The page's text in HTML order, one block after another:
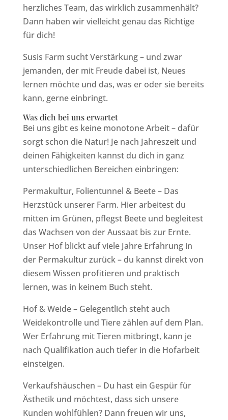
herzliches Team, das wirklich zusammenhält?
Dann haben wir vielleicht genau das Richtige
für dich!
Susis Farm sucht Verstärkung – und zwar
jemanden, der mit Freude dabei ist, Neues
lernen möchte und das, was er oder sie bereits
kann, gerne einbringt.
Was dich bei uns erwartet
Bei uns gibt es keine monotone Arbeit – dafür
sorgt schon die Natur! Je nach Jahreszeit und
deinen Fähigkeiten kannst du dich in ganz
unterschiedlichen Bereichen einbringen:
Permakultur, Folientunnel & Beete – Das
Herzstück unserer Farm. Hier arbeitest du
mitten im Grünen, pflegst Beete und begleitest
das Wachsen von der Aussaat bis zur Ernte.
Unser Hof blickt auf viele Jahre Erfahrung in
der Permakultur zurück – du kannst direkt von
diesem Wissen profitieren und praktisch
lernen, was in keinem Buch steht.
Hof & Weide – Gelegentlich steht auch
Weidekontrolle und Tiere zählen auf dem Plan.
Wer Erfahrung mit Tieren mitbringt, kann je
nach Qualifikation auch tiefer in die Hofarbeit
einsteigen.
Verkaufshäuschen – Du hast ein Gespür für
Ästhetik und möchtest, dass sich unsere
Kunden wohlfühlen? Dann freuen wir uns,